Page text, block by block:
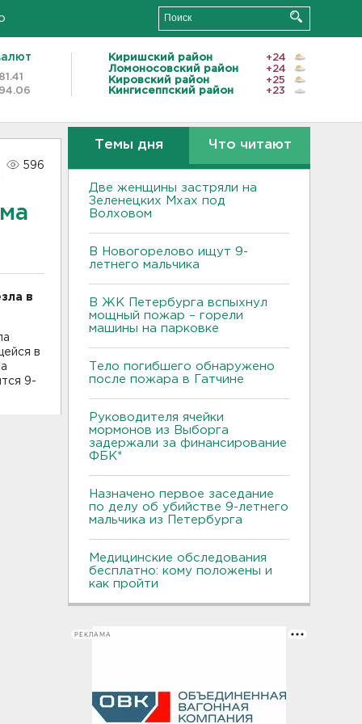
81.41
94.06
Киришский район
+24
Ломоносовский район
+24
Кировский район
+25
Кингисеппский район
+23
596
в
в
9-
Темы дня Что читают
Две женщины застряли на
Зеленецких Мхах под
Волховом
В Новогорелово ищут 9-
летнего мальчика
В ЖК Петербурга вспыхнул
мощный пожар – горели
машины на парковке
Тело погибшего обнаружено
после пожара в Гатчине
Руководителя ячейки
мормонов из Выборга
задержали за финансирование
ФБК*
Назначено первое заседание
по делу об убийстве 9-летнего
мальчика из Петербурга
Медицинские обследования
бесплатно: кому положены и
как пройти
РЕКЛАМА